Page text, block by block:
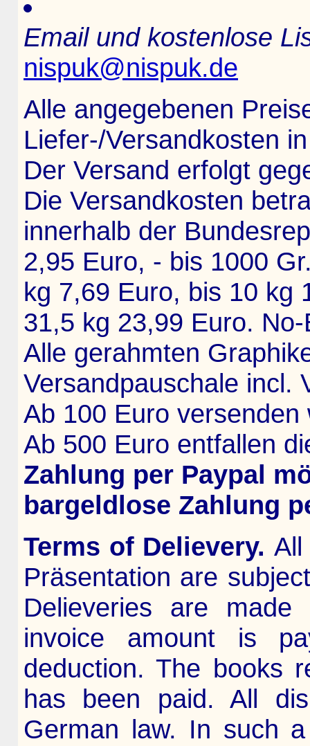
Email und kostenlose
nispuk@nispuk.de
Alle angegebenen
Liefer-/Versandkosten
Der Versand erfolgt
Die Versandkosten
innerhalb der
2,95 Euro, - bis 1000
kg 7,69 Euro, bis 10 kg
31,5 kg 23,99 Euro.
Alle gerahmten
Versandpauschale incl.
Ab 100 Euro
Ab 500 Euro entfallen
Zahlung per Paypal
bargeldlose Zahlung
Terms of Delievery. All
Präsentation are
Delieveries are
invoice amount is
deduction. The books
has been paid. All
German law. In such